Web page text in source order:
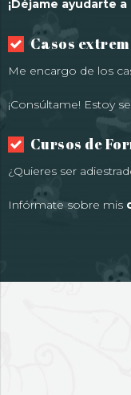
¡Déjame ayudarte
Casos
Me encargo de los
¡Consúltame! Estoy
Cursos de
¿Quieres ser
Infórmate sobre mis